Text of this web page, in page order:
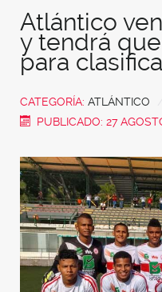
Atlántico
y tendrá
para
CATEGORÍA: ATLÁNTICO
PUBLICADO: 27